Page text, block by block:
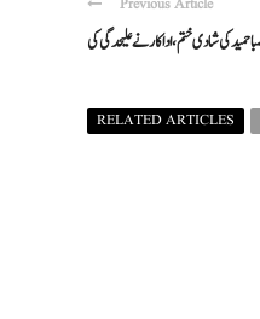
Previous Article
RELATED ARTICLES